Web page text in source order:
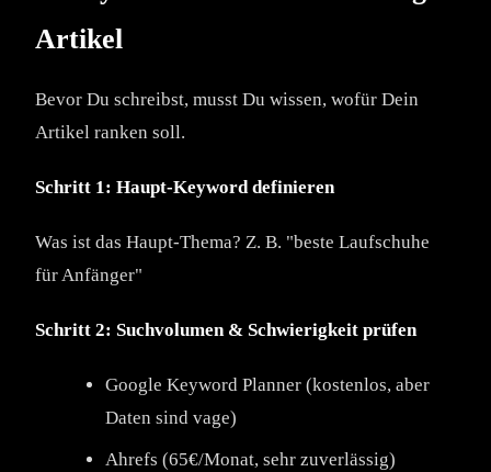
Artikel
Bevor Du schreibst, musst Du wissen, wofür Dein
Artikel ranken soll.
Schritt 1: Haupt-Keyword definieren
Was ist das Haupt-Thema? Z. B. "beste Laufschuhe
für Anfänger"
Schritt 2: Suchvolumen & Schwierigkeit prüfen
Google Keyword Planner (kostenlos, aber
Daten sind vage)
Ahrefs (65€/Monat, sehr zuverlässig)